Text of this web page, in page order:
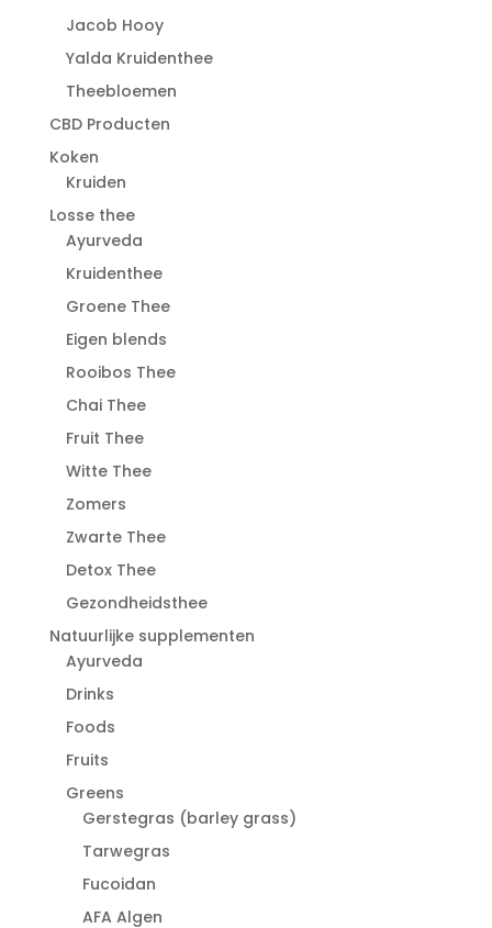
Jacob Hooy
Yalda Kruidenthee
Theebloemen
CBD Producten
Koken
Kruiden
Losse thee
Ayurveda
Kruidenthee
Groene Thee
Eigen blends
Rooibos Thee
Chai Thee
Fruit Thee
Witte Thee
Zomers
Zwarte Thee
Detox Thee
Gezondheidsthee
Natuurlijke supplementen
Ayurveda
Drinks
Foods
Fruits
Greens
Gerstegras (barley grass)
Tarwegras
Fucoidan
AFA Algen